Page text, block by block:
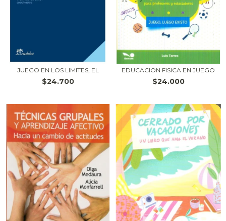
JUEGO EN LOS LIMITES, EL
$24.700
EDUCACION FISICA EN JUEGO
$24.000